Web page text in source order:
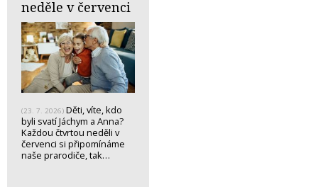
neděle v červenci
(23. 7. 2026) Děti, víte, kdo
byli svatí Jáchym a Anna?
Každou čtvrtou neděli v
červenci si připomínáme
naše prarodiče, tak…